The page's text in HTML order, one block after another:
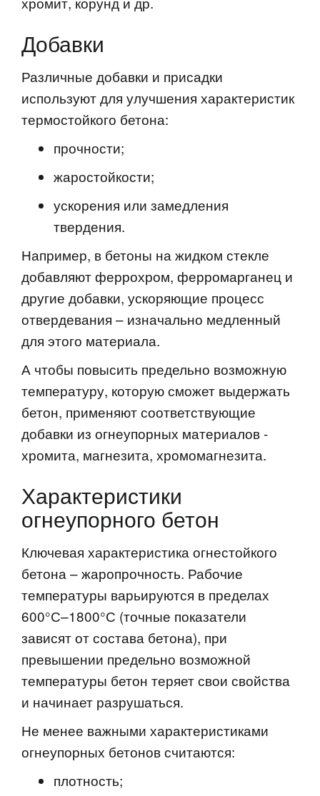
Добавки
Различные добавки и присадки
используют для улучшения характеристик
термостойкого бетона:
прочности;
жаростойкости;
ускорения или замедления
твердения.
Например, в бетоны на жидком стекле
добавляют феррохром, ферромарганец и
другие добавки, ускоряющие процесс
отвердевания – изначально медленный
для этого материала.
А чтобы повысить предельно возможную
температуру, которую сможет выдержать
бетон, применяют соответствующие
добавки из огнеупорных материалов -
хромита, магнезита, хромомагнезита.
Характеристики
огнеупорного бетон
Ключевая характеристика огнестойкого
бетона – жаропрочность. Рабочие
температуры варьируются в пределах
600°С–1800°С (точные показатели
зависят от состава бетона), при
превышении предельно возможной
температуры бетон теряет свои свойства
и начинает разрушаться.
Не менее важными характеристиками
огнеупорных бетонов считаются:
плотность;